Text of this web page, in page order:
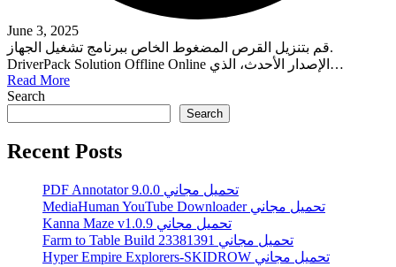
June 3, 2025
قم بتنزيل القرص المضغوط الخاص ببرنامج تشغيل الجهاز.
DriverPack Solution Offline Online الإصدار الأحدث، الذي…
Read More
Search
Search
Recent Posts
PDF Annotator 9.0.0 تحميل مجاني
MediaHuman YouTube Downloader تحميل مجاني
Kanna Maze v1.0.9 تحميل مجاني
Farm to Table Build 23381391 تحميل مجاني
Hyper Empire Explorers-SKIDROW تحميل مجاني